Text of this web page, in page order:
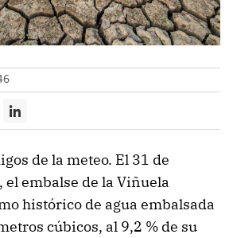
de la meteo. El 31 de
el embalse de la Viñuela
histórico de agua embalsada
cúbicos, al 9,2 % de su